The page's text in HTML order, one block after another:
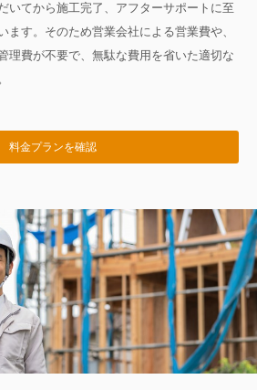
いてから施工完了、アフターサポートに至
ます。そのため営業会社による営業費や、
理費が不要で、無駄な費用を省いた適切な
料金プランを確認